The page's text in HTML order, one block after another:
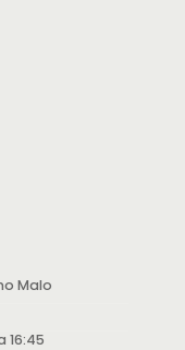
Malo
16:45